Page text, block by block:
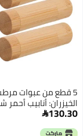
5 قطع من عبوات
الخيزران: أنابيب أحمر
صنع مرطب الشفاه -
130.30